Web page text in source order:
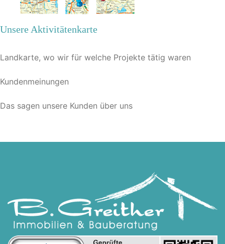
Unsere Aktivitätenkarte
Landkarte, wo wir für welche Projekte tätig waren
Kundenmeinungen
Das sagen unsere Kunden über uns